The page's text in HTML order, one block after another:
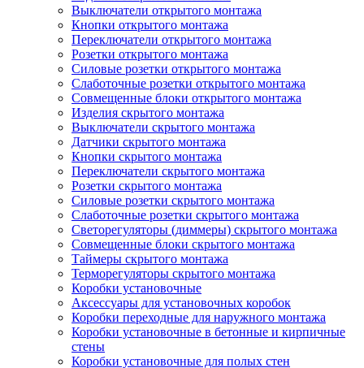
Выключатели открытого монтажа
Кнопки открытого монтажа
Переключатели открытого монтажа
Розетки открытого монтажа
Силовые розетки открытого монтажа
Слаботочные розетки открытого монтажа
Совмещенные блоки открытого монтажа
Изделия скрытого монтажа
Выключатели скрытого монтажа
Датчики скрытого монтажа
Кнопки скрытого монтажа
Переключатели скрытого монтажа
Розетки скрытого монтажа
Силовые розетки скрытого монтажа
Слаботочные розетки скрытого монтажа
Светорегуляторы (диммеры) скрытого монтажа
Совмещенные блоки скрытого монтажа
Таймеры скрытого монтажа
Терморегуляторы скрытого монтажа
Коробки установочные
Аксессуары для установочных коробок
Коробки переходные для наружного монтажа
Коробки установочные в бетонные и кирпичные
стены
Коробки установочные для полых стен